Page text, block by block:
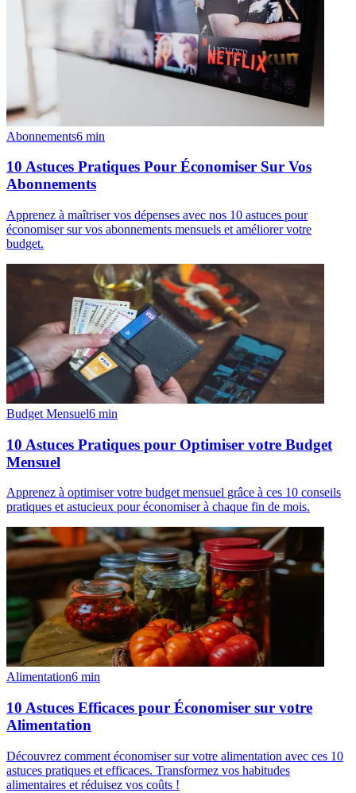
Abonnements6 min
10 Astuces Pratiques Pour Économiser Sur Vos
Abonnements
Apprenez à maîtriser vos dépenses avec nos 10 astuces pour
économiser sur vos abonnements mensuels et améliorer votre
budget.
Budget Mensuel6 min
10 Astuces Pratiques pour Optimiser votre Budget
Mensuel
Apprenez à optimiser votre budget mensuel grâce à ces 10 conseils
pratiques et astucieux pour économiser à chaque fin de mois.
Alimentation6 min
10 Astuces Efficaces pour Économiser sur votre
Alimentation
Découvrez comment économiser sur votre alimentation avec ces 10
astuces pratiques et efficaces. Transformez vos habitudes
alimentaires et réduisez vos coûts !